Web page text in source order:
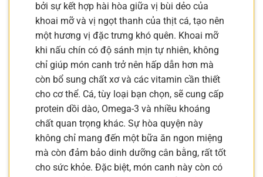
bởi sự kết hợp hài hòa giữa vị bùi dẻo của
khoai mỡ và vị ngọt thanh của thịt cá, tạo nên
một hương vị đặc trưng khó quên. Khoai mỡ
khi nấu chín có độ sánh mịn tự nhiên, không
chỉ giúp món canh trở nên hấp dẫn hơn mà
còn bổ sung chất xơ và các vitamin cần thiết
cho cơ thể. Cá, tùy loại bạn chọn, sẽ cung cấp
protein dồi dào, Omega-3 và nhiều khoáng
chất quan trọng khác. Sự hòa quyện này
không chỉ mang đến một bữa ăn ngon miệng
mà còn đảm bảo dinh dưỡng cân bằng, rất tốt
cho sức khỏe. Đặc biệt, món canh này còn có